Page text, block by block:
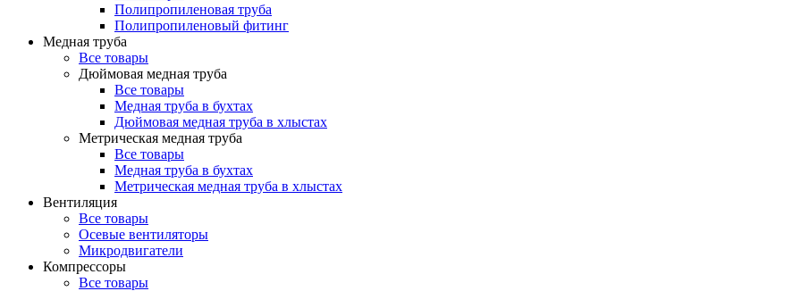
Полипропиленовая труба
Полипропиленовый фитинг
Медная труба
Все товары
Дюймовая медная труба
Все товары
Медная труба в бухтах
Дюймовая медная труба в хлыстах
Метрическая медная труба
Все товары
Медная труба в бухтах
Метрическая медная труба в хлыстах
Вентиляция
Все товары
Осевые вентиляторы
Микродвигатели
Компрессоры
Все товары